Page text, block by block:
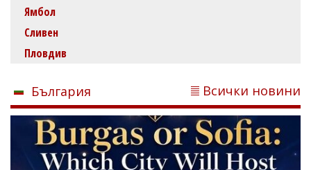
Ямбол
Сливен
Пловдив
България Всички новини